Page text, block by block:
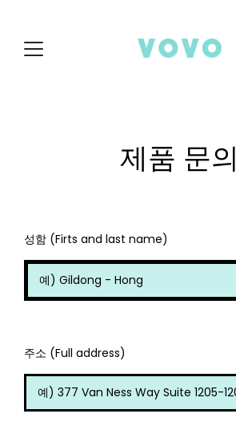
contenido
제품 문의
성함 (Firts and last name)
주소 (Full address)